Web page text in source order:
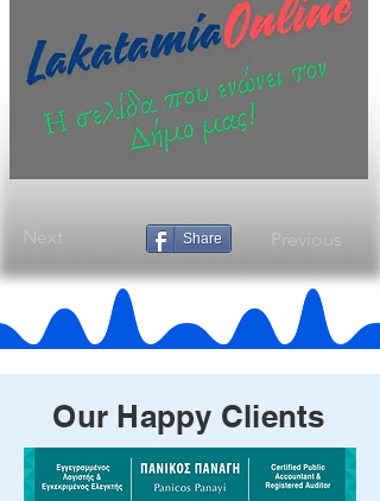
Next Share Previous
Our Happy Clients